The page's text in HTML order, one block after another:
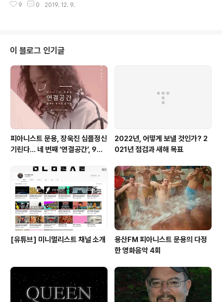
문용(moonyong) - 도시파라솔 [LP] 180g 333한정반 ​
9 0 2019. 12. 9.
이 블로그 인기글
피아니스트 문용, 장욱진 심플정신
기린다… 네 번째 ‘연결공간’, 9월
2022년, 어떻게 보낼 것인가? 2
021년 점검과 새해 목표
[유튜브] 미니멀리스트 채널 소개
용산FM 피아니스트 문용의 다정
한 영화음악 4회